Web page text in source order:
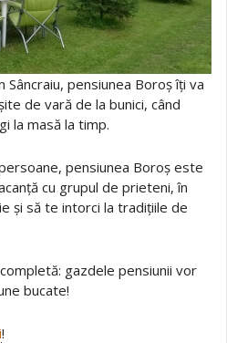
pensiunea Boroș îți va
de vară de la bunici, când
la masă la timp.
pensiunea Boroș este
cu grupul de prieteni, în
și să te intorci la tradițiile de
gazdele pensiunii vor
bucate!
!